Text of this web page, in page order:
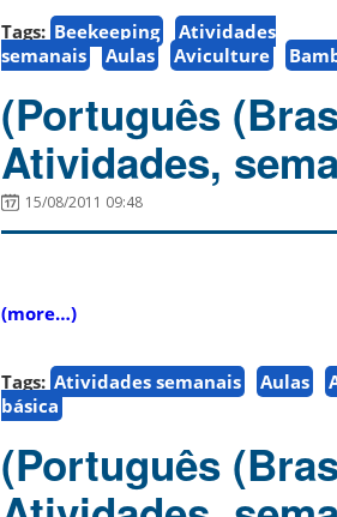
Tags: Beekeeping
Atividades
semanais
Aulas Aviculture
(Português
Atividades,
15/08/2011 09:48
(more…)
Tags: Atividades semanais Aulas
básica
(Português